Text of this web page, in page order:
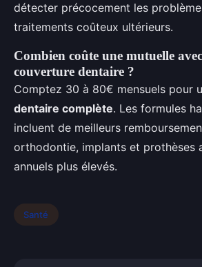
détecter précocement les
traitements coûteux ultérieurs.
Combien coûte une mutuelle
couverture dentaire ?
Comptez 30 à 80€ mensuels pour
dentaire complète. Les formules
incluent de meilleurs
orthodontie, implants et prothèses
annuels plus élevés.
Santé